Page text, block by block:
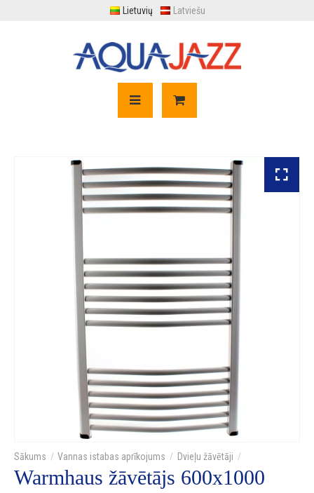
Lietuvių Latviešu
Vannas istabas aprīkojums Dvieļu žāvētāji
Warmhaus žāvētājs 600x1000